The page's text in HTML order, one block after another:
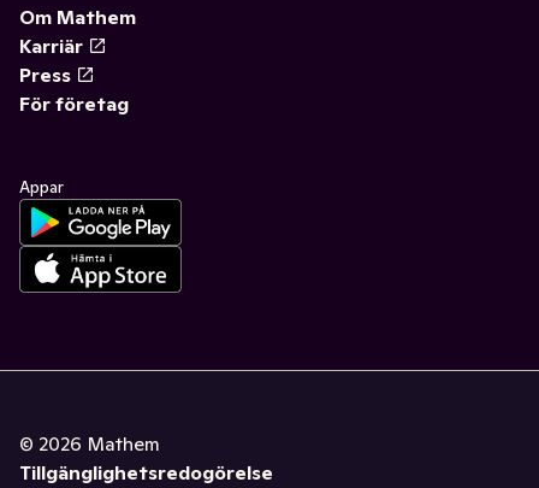
Om Mathem
Karriär
Press
För företag
Appar
© 2026 Mathem
Tillgänglighetsredogörelse